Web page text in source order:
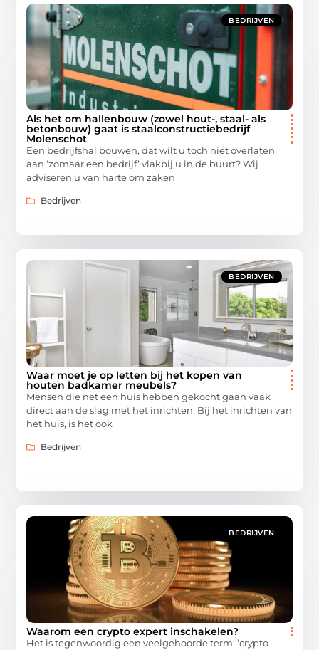
BEDRIJVEN
Als het om hallenbouw (zowel hout-, staal- als
betonbouw) gaat is staalconstructiebedrijf
Molenschot
Een bedrijfshal bouwen, dat wilt u toch niet overlaten
aan ‘zomaar een bedrijf’ vlakbij u in de buurt? Wij
adviseren u van harte om zaken
Bedrijven
BEDRIJVEN
Waar moet je op letten bij het kopen van
houten badkamer meubels?
Mensen die net een huis hebben gekocht gaan vaak
direct aan de slag met het inrichten. Bij het inrichten van
het huis, is het ook
Bedrijven
BEDRIJVEN
Waarom een crypto expert inschakelen?
Het is tegenwoordig een veelgehoorde term: ‘crypto